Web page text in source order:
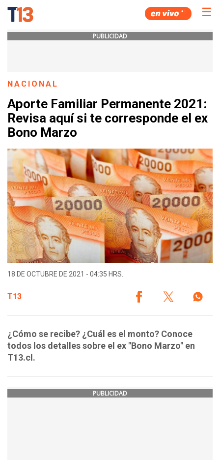
☰
PUBLICIDAD
NACIONAL
Aporte Familiar Permanente 2021:
Revisa aquí si te corresponde el ex
Bono Marzo
18 DE OCTUBRE DE 2021 - 04:35 HRS.
T13
¿Cómo se recibe? ¿Cuál es el monto? Conoce
todos los detalles sobre el ex "Bono Marzo" en
T13.cl.
PUBLICIDAD